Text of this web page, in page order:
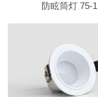
防眩筒灯 75-1